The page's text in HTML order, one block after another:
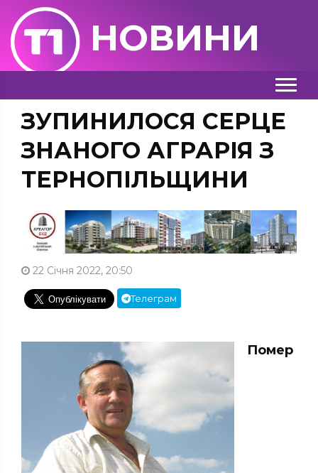
НОВИНИ
ЗУПИНИЛОСЯ СЕРЦЕ
ЗНАНОГО АГРАРІЯ З
ТЕРНОПІЛЬЩИНИ
22 Січня 2022, 20:50
Телеграм
Помер